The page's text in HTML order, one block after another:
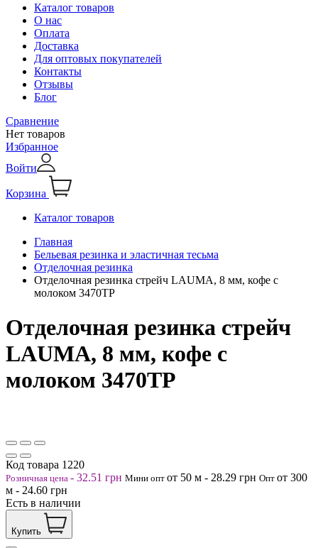
Каталог товаров
О нас
Оплата
Доставка
Для оптовых покупателей
Контакты
Отзывы
Блог
Сравнение
Нет товаров
Избранное
Войти
Корзина
Каталог товаров
Главная
Бельевая резинка и эластичная тесьма
Отделочная резинка
Отделочная резинка стрейч LAUMA, 8 мм, кофе с
молоком 3470ТР
Отделочная резинка стрейч
LAUMA, 8 мм, кофе с
молоком 3470ТР
Код товара 1220
Розничная цена - 32.51 грн Мини опт от 50 м - 28.29 грн Опт от 300
м - 24.60 грн
Есть в наличии
Купить